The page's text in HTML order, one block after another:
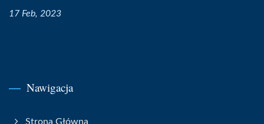
17 Feb, 2023
Nawigacja
Strona Główna